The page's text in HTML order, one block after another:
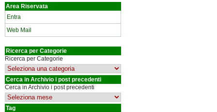
Area Riservata
Entra
Web Mail
Ricerca per Categorie
Ricerca per Categorie
Cerca in Archivio i post precedenti
Cerca in Archivio i post precedenti
Tag